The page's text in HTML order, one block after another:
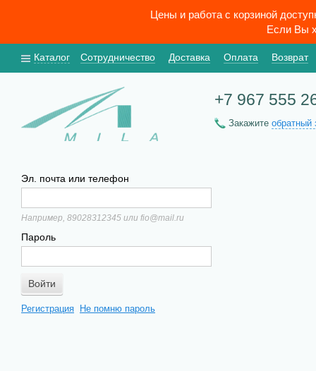
Цены и работа с корзиной
Если Вы
Каталог Сотрудничество Доставка Оплата Возврат
+7 967 555
Закажите обратный
Эл. почта или телефон
Например, 89028312345 или fio@mail.ru
Пароль
Регистрация Не помню пароль